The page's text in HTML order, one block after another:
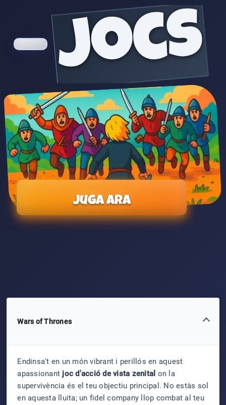
jocs
Juga ara
Wars of Thrones
Endinsa't en un món vibrant i perillós en aquest
apassionant joc d'acció de vista zenital on la
supervivència és el teu objectiu principal. No estàs sol
en aquesta lluita; un fidel company llop combat al teu